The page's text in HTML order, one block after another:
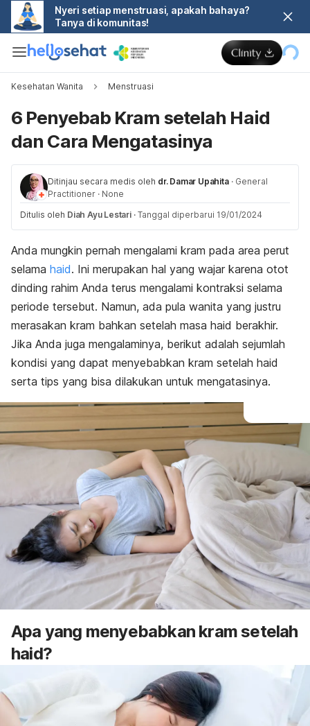
Nyeri setiap menstruasi, apakah bahaya?
Tanya di komunitas!
Kesehatan Wanita Menstruasi
6 Penyebab Kram setelah Haid
dan Cara Mengatasinya
Ditinjau secara medis oleh dr. Damar Upahita · General
Practitioner · None
Ditulis oleh Diah Ayu Lestari · Tanggal diperbarui 19/01/2024
Anda mungkin pernah mengalami kram pada area perut
selama haid. Ini merupakan hal yang wajar karena otot
dinding rahim Anda terus mengalami kontraksi selama
periode tersebut. Namun, ada pula wanita yang justru
merasakan kram bahkan setelah masa haid berakhir.
Jika Anda juga mengalaminya, berikut adalah sejumlah
kondisi yang dapat menyebabkan kram setelah haid
serta tips yang bisa dilakukan untuk mengatasinya.
Apa yang menyebabkan kram setelah
haid?